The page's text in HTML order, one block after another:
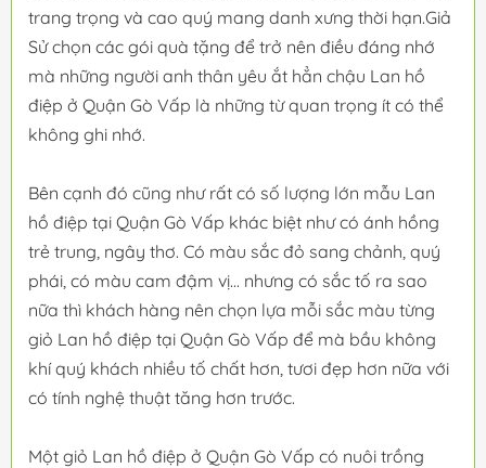
trang trọng và cao quý mang danh xưng thời hạn.Giả
Sử chọn các gói quà tặng để trở nên điều đáng nhớ
mà những người anh thân yêu ắt hẳn chậu Lan hồ
điệp ở Quận Gò Vấp là những từ quan trọng ít có thể
không ghi nhớ.
Bên cạnh đó cũng như rất có số lượng lớn mẫu Lan
hồ điệp tại Quận Gò Vấp khác biệt như có ánh hồng
trẻ trung, ngây thơ. Có màu sắc đỏ sang chảnh, quý
phái, có màu cam đậm vị... nhưng có sắc tố ra sao
nữa thì khách hàng nên chọn lựa mỗi sắc màu từng
giỏ Lan hồ điệp tại Quận Gò Vấp để mà bầu không
khí quý khách nhiều tố chất hơn, tươi đẹp hơn nữa với
có tính nghệ thuật tăng hơn trước.
Một giỏ Lan hồ điệp ở Quận Gò Vấp có nuôi trồng